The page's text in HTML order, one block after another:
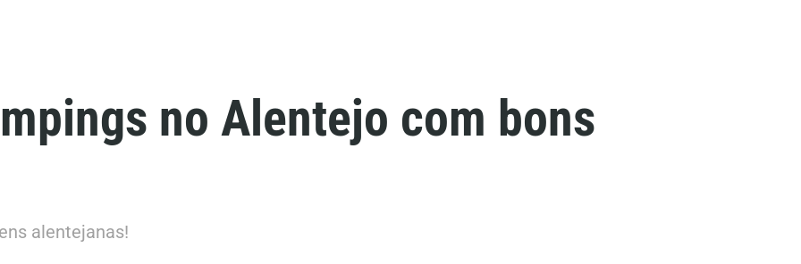
no Alentejo com bons
alentejanas!